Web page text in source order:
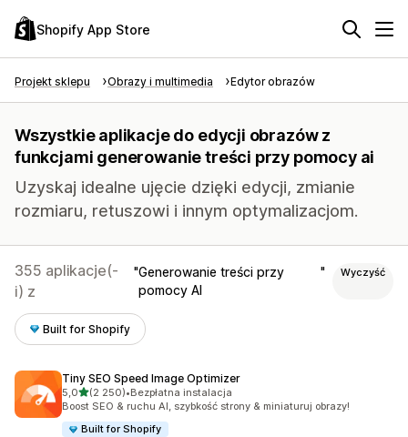
Shopify App Store
Projekt sklepu Obrazy i multimedia Edytor obrazów
Wszystkie aplikacje do edycji obrazów z
funkcjami generowanie treści przy pomocy ai
Uzyskaj idealne ujęcie dzięki edycji, zmianie
rozmiaru, retuszowi i innym optymalizacjom.
355 aplikacje(-
i) z
Generowanie treści przy
pomocy AI
Wyczyść
Built for Shopify
Tiny SEO Speed Image Optimizer
5,0na 5 gwiazdek
(2 250)
Łączna liczba recenzji: 2250
•Bezpłatna instalacja
Boost SEO & ruchu AI, szybkość strony & miniaturuj obrazy!
Built for Shopify